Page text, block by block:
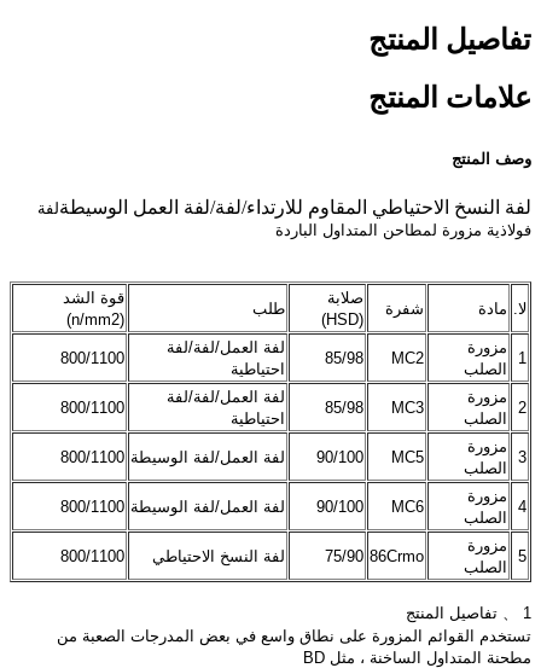
تفاصيل المنتج
علامات المنتج
وصف المنتج
لفة النسخ الاحتياطي المقاوم للارتداء/لفة/لفة العمل الوسيطةلفة
فولاذية مزورة لمطاحن المتداول الباردة
لا. مادة شفرة
صلابة
(HSD)
طلب
قوة الشد
(n/mm2)
1
مزورة
الصلب
MC2
85/98
لفة العمل/لفة/لفة
احتياطية
800/1100
2
مزورة
الصلب
MC3
85/98
لفة العمل/لفة/لفة
احتياطية
800/1100
3
مزورة
الصلب
MC5
90/100 لفة العمل/لفة الوسيطة 800/1100
4
مزورة
الصلب
MC6
90/100 لفة العمل/لفة الوسيطة 800/1100
5
مزورة
الصلب
86Crmo
75/90 لفة النسخ الاحتياطي 800/1100
1 、 تفاصيل المنتج
تستخدم القوائم المزورة على نطاق واسع في بعض المدرجات الصعبة من
مطحنة المتداول الساخنة ، مثل BD